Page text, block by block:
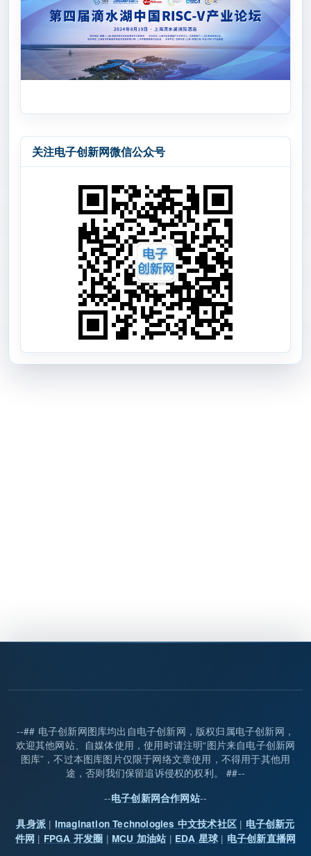
关注电子创新网微信公众号
--## 电子创新网图库均出自电子创新网，版权归属电子创新网，
欢迎其他网站、自媒体使用，使用时请注明“图片来自电子创新网
图库”，不过本图库图片仅限于网络文章使用，不得用于其他用
途，否则我们保留追诉侵权的权利。 ##--
--电子创新网合作网站--
具身派 | Imagination Technologies 中文技术社区| 电子创新元
件网 | FPGA 开发圈 | MCU 加油站 | EDA 星球 | 电子创新直播网